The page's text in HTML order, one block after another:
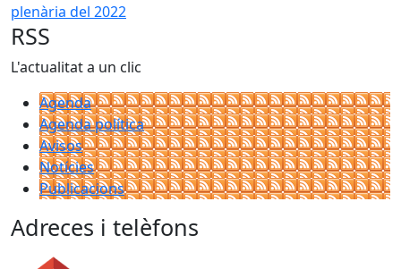
plenària del 2022
RSS
L'actualitat a un clic
Agenda
Agenda política
Avisos
Notícies
Publicacions
Adreces i telèfons